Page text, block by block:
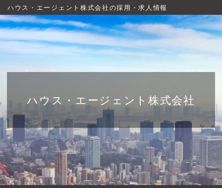
ハウス・エージェント株式会社の採用・求人情報
ハウス・エージェント株式会社